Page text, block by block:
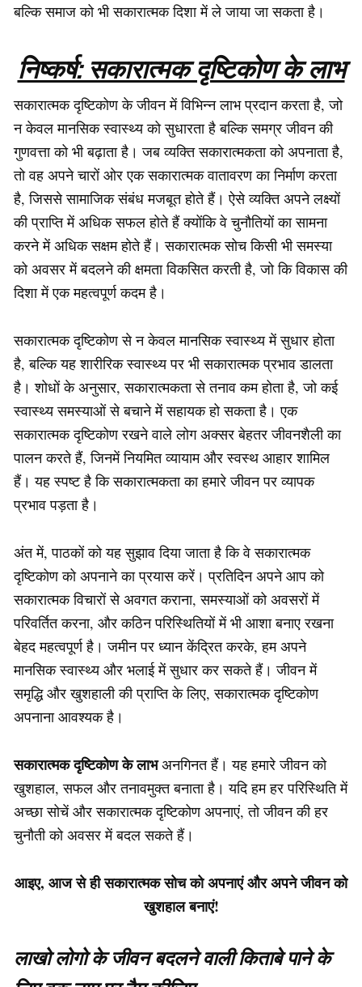
बल्कि समाज को भी सकारात्मक दिशा में ले जाया जा सकता है।
निष्कर्ष: सकारात्मक दृष्टिकोण के लाभ
सकारात्मक दृष्टिकोण के जीवन में विभिन्न लाभ प्रदान करता है, जो
न केवल मानसिक स्वास्थ्य को सुधारता है बल्कि समग्र जीवन की
गुणवत्ता को भी बढ़ाता है। जब व्यक्ति सकारात्मकता को अपनाता है,
तो वह अपने चारों ओर एक सकारात्मक वातावरण का निर्माण करता
है, जिससे सामाजिक संबंध मजबूत होते हैं। ऐसे व्यक्ति अपने लक्ष्यों
की प्राप्ति में अधिक सफल होते हैं क्योंकि वे चुनौतियों का सामना
करने में अधिक सक्षम होते हैं। सकारात्मक सोच किसी भी समस्या
को अवसर में बदलने की क्षमता विकसित करती है, जो कि विकास की
दिशा में एक महत्वपूर्ण कदम है।
सकारात्मक दृष्टिकोण से न केवल मानसिक स्वास्थ्य में सुधार होता
है, बल्कि यह शारीरिक स्वास्थ्य पर भी सकारात्मक प्रभाव डालता
है। शोधों के अनुसार, सकारात्मकता से तनाव कम होता है, जो कई
स्वास्थ्य समस्याओं से बचाने में सहायक हो सकता है। एक
सकारात्मक दृष्टिकोण रखने वाले लोग अक्सर बेहतर जीवनशैली का
पालन करते हैं, जिनमें नियमित व्यायाम और स्वस्थ आहार शामिल
हैं। यह स्पष्ट है कि सकारात्मकता का हमारे जीवन पर व्यापक
प्रभाव पड़ता है।
अंत में, पाठकों को यह सुझाव दिया जाता है कि वे सकारात्मक
दृष्टिकोण को अपनाने का प्रयास करें। प्रतिदिन अपने आप को
सकारात्मक विचारों से अवगत कराना, समस्याओं को अवसरों में
परिवर्तित करना, और कठिन परिस्थितियों में भी आशा बनाए रखना
बेहद महत्वपूर्ण है। जमीन पर ध्यान केंद्रित करके, हम अपने
मानसिक स्वास्थ्य और भलाई में सुधार कर सकते हैं। जीवन में
समृद्धि और खुशहाली की प्राप्ति के लिए, सकारात्मक दृष्टिकोण
अपनाना आवश्यक है।
सकारात्मक दृष्टिकोण के लाभअनगिनत हैं। यह हमारे जीवन को
खुशहाल, सफल और तनावमुक्त बनाता है। यदि हम हर परिस्थिति में
अच्छा सोचें और सकारात्मक दृष्टिकोण अपनाएं, तो जीवन की हर
चुनौती को अवसर में बदल सकते हैं।
आइए, आज से ही सकारात्मक सोच को अपनाएं और अपने जीवन को
खुशहाल बनाएं!
लाखो लोगो के जीवन बदलने वाली किताबे पाने के